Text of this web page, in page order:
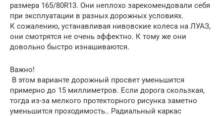
размера 165/80R13. Они неплохо зарекомендовали себя
при эксплуатации в разных дорожных условиях.
К сожалению, устанавливая нивовские колеса на ЛУАЗ,
они смотрятся не очень эффектно. К тому же они
довольно быстро изнашиваются.
Важно!
В этом варианте дорожный просвет уменьшится
примерно до 15 миллиметров. Если дорога скользкая,
тогда из-за мелкого протекторного рисунка заметно
уменьшится проходимость.. Радиальный каркас